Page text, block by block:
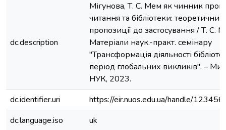
dc.description
Мігунова, Т. С. Мем як чинник
читання та бібліотеки: теоретичний
пропозиції до застосування / Т. С.
Матеріали наук.-практ. семінару
"Трансформація діяльності
період глобальних викликів". –
НУК, 2023.
dc.identifier.uri
https://eir.nuos.edu.ua/handle/
dc.language.iso
uk